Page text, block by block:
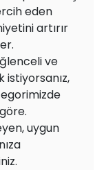
eden
artırır
ve
uygun